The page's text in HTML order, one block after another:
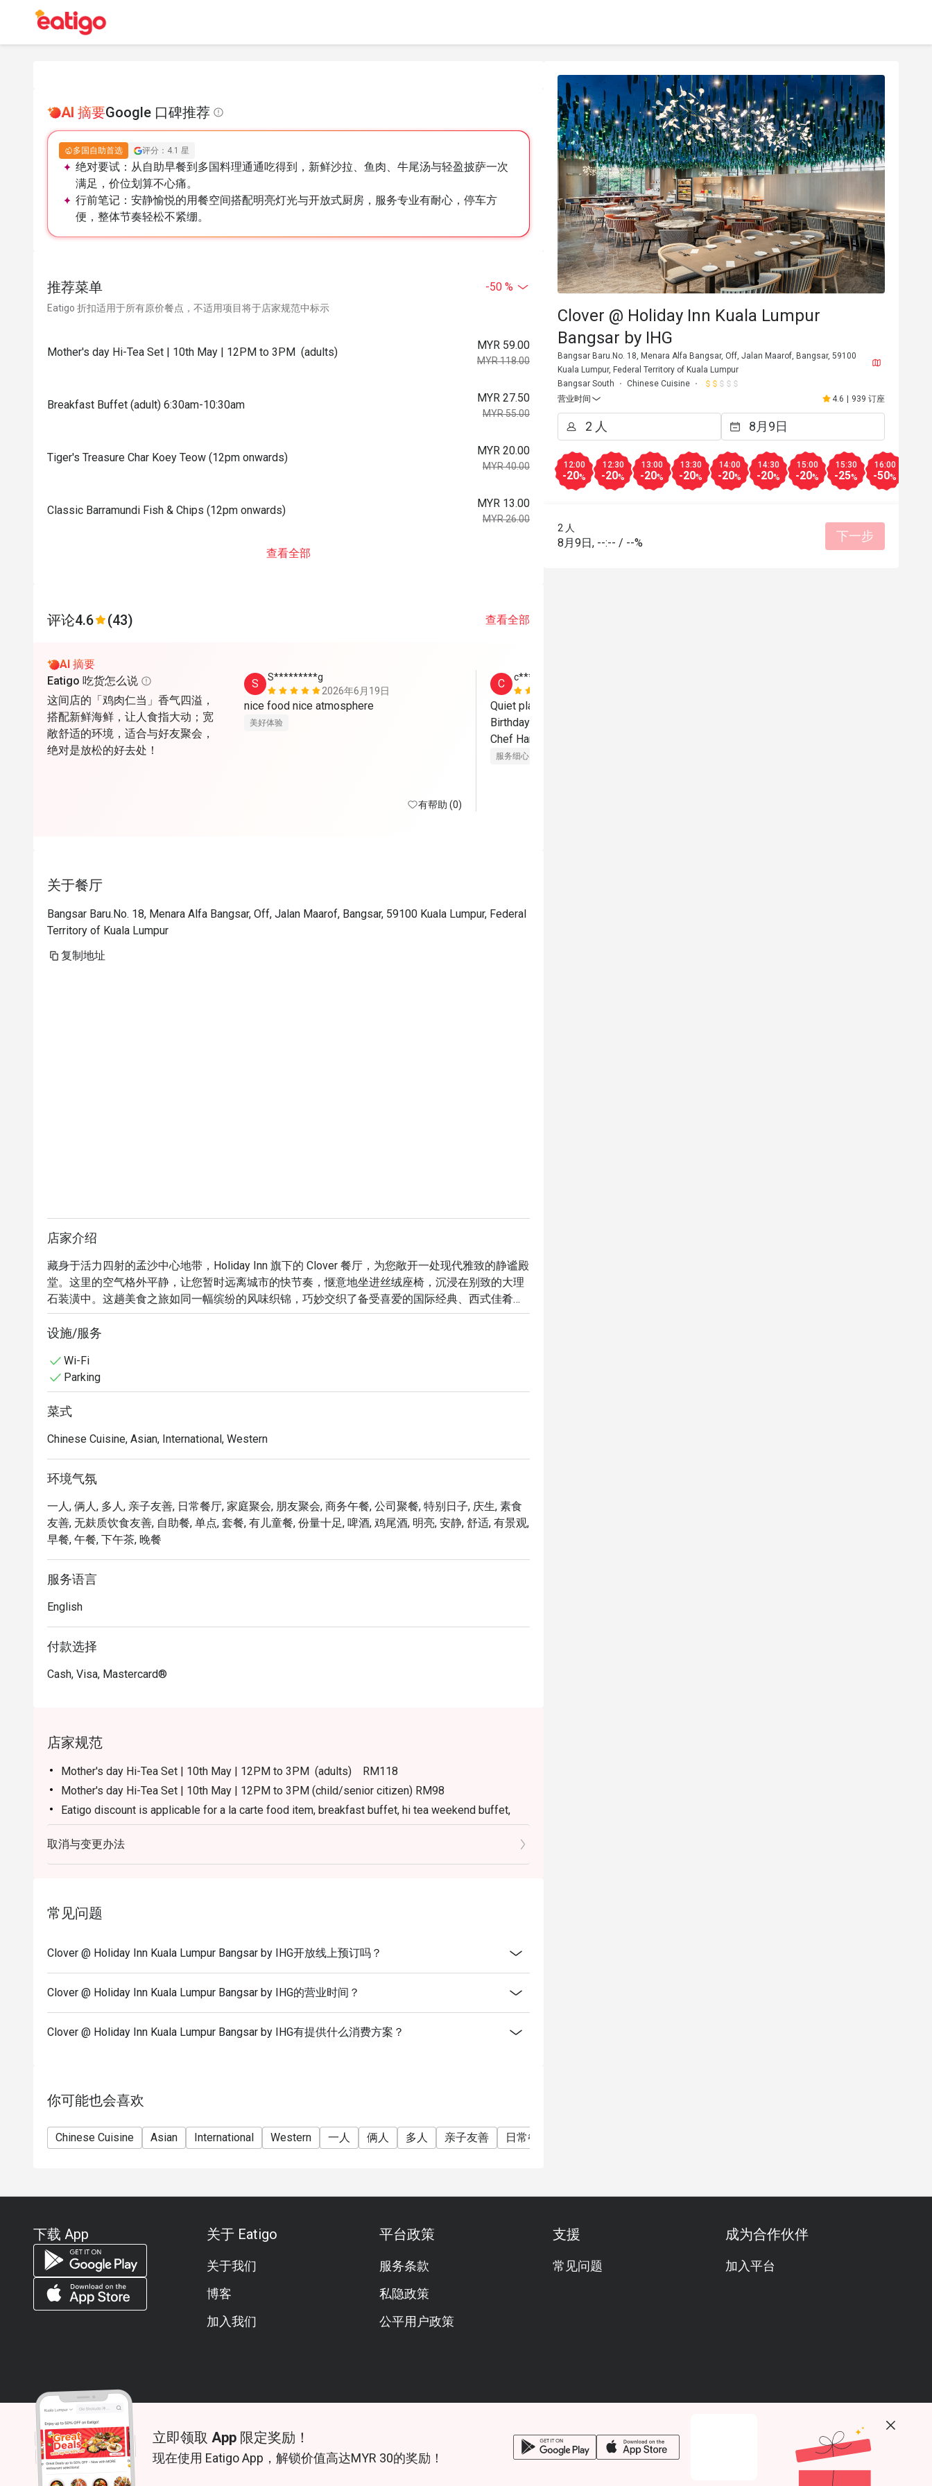
AI 摘要Google 口碑推荐
多国自助首选 评分：4.1 星
绝对要试： 从自助早餐到多国料理通通吃得到，新鲜沙拉、鱼肉、牛尾汤与轻盈披萨一次
满足，价位划算不心痛。
行前笔记： 安静愉悦的用餐空间搭配明亮灯光与开放式厨房，服务专业有耐心，停车方
便，整体节奏轻松不紧绷。
推荐菜单 -50 %
Eatigo 折扣适用于所有原价餐点，不适用项目将于店家规范中标示
Mother's day Hi-Tea Set | 10th May | 12PM to 3PM (adults)
MYR 59.00
MYR 118.00
Breakfast Buffet (adult) 6:30am-10:30am
MYR 27.50
MYR 55.00
Tiger's Treasure Char Koey Teow (12pm onwards)
MYR 20.00
MYR 40.00
Classic Barramundi Fish & Chips (12pm onwards)
MYR 13.00
MYR 26.00
查看全部
评论4.6 (43) 查看全部
AI 摘要
Eatigo 吃货怎么说
这间店的「鸡肉仁当」香气四溢，
搭配新鲜海鲜，让人食指大动；宽
敞舒适的环境，适合与好友聚会，
绝对是放松的好去处！
S
S*********g
2026年6月19日
nice food nice atmosphere
美好体验
有帮助 (0)
C
c************8
Quiet place. Fresh ingredients. Friendly team.
Birthday special thanks to Qila, Izzat, Uddin,
服务细心
关于餐厅
Bangsar Baru.No. 18, Menara Alfa Bangsar, Off, Jalan Maarof, Bangsar, 59100 Kuala Lumpur, Federal
Territory of Kuala Lumpur
复制地址
店家介绍
藏身于活力四射的孟沙中心地带，Holiday Inn 旗下的 Clover 餐厅，为您敞开一处现代雅致的静谧殿
堂。这里的空气格外平静，让您暂时远离城市的快节奏，惬意地坐进丝绒座椅，沉浸在别致的大理
石装潢中。这趟美食之旅如同一幅缤纷的风味织锦，巧妙交织了备受喜爱的国际经典、西式佳肴，
更向霹雳州的传统风味献上诚挚敬意。这是一场精致而不失悠闲惬意的全日餐饮体验。
「品味传承之味」：探索霹雳州独特而正宗的风味，并与国际佳肴完美呈现。
松身心。
「全天候味蕾纵享」：从丰盛的自助早餐到精致的单点晚餐，随时满足您的任何口腹之欲。
无论是精致的商务午餐、轻松的家庭聚会，或是一人独享的宁静时光，这里都是您的理想之选。
设施/服务
Wi-Fi
Parking
菜式
Chinese Cuisine, Asian, International, Western
环境气氛
一人, 俩人, 多人, 亲子友善, 日常餐厅, 家庭聚会, 朋友聚会, 商务午餐, 公司聚餐, 特别日子, 庆生, 素食
友善, 无麸质饮食友善, 自助餐, 单点, 套餐, 有儿童餐, 份量十足, 啤酒, 鸡尾酒, 明亮, 安静, 舒适, 有景观,
早餐, 午餐, 下午茶, 晚餐
服务语言
English
付款选择
Cash, Visa, Mastercard®
店家规范
Mother's day Hi-Tea Set | 10th May | 12PM to 3PM (adults) RM118
Mother's day Hi-Tea Set | 10th May | 12PM to 3PM (child/senior citizen) RM98
Eatigo discount is applicable for a la carte food item, breakfast buffet, hi tea weekend buffet,
excluding beverage, promotional item and set menu.
Eatigo discount is only applicable for dine in, strictly NOT for takeaway.
Eatigo discount is not applicable for kid & senior citizen.
reservation you may lose both your table and discount altogether.
during peak hour.
Please show your reservation code upon arrival.
Morning breakfast 6:30am-10:30am
A la carte dining 12pm-10pm
Hi Tea weekend buffet (Mother's Day) 12pm-3pm
取消与变更办法
常见问题
Clover @ Holiday Inn Kuala Lumpur Bangsar by IHG开放线上预订吗？
Clover @ Holiday Inn Kuala Lumpur Bangsar by IHG的营业时间？
Clover @ Holiday Inn Kuala Lumpur Bangsar by IHG有提供什么消费方案？
你可能也会喜欢
Chinese Cuisine Asian International Western 一人 俩人 多人 亲子友善 日常餐厅
Clover @ Holiday Inn Kuala Lumpur
Bangsar by IHG
Bangsar Baru.No. 18, Menara Alfa Bangsar, Off, Jalan Maarof, Bangsar, 59100
Kuala Lumpur, Federal Territory of Kuala Lumpur
Bangsar South
Chinese Cuisine
营业时间
4.6 | 939 订座
12:00
-20%
12:30
-20%
13:00
-20%
13:30
-20%
14:00
-20%
14:30
-20%
15:00
-20%
15:30
-25%
16:00
-50%
2 人
8月9日, --:-- / --% 下一步
下载 App 关于 Eatigo
关于我们
博客
加入我们
平台政策
服务条款
私隐政策
公平用户政策
支援
常见问题
成为合作伙伴
加入平台
© 2026 Zoek. All rights reserved.
立即领取 App 限定奖励！
现在使用 Eatigo App，解锁价值高达MYR 30的奖励！